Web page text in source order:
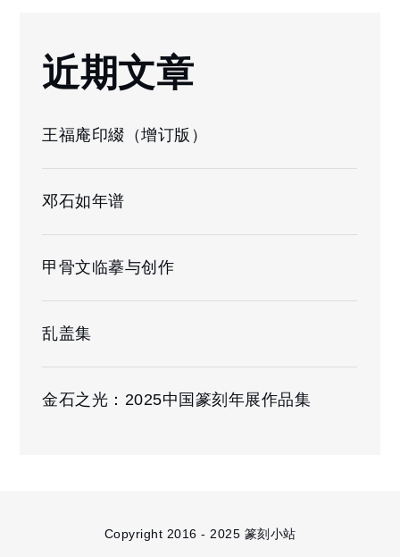
近期文章
王福庵印綴（增订版）
邓石如年谱
甲骨文临摹与创作
乱盖集
金石之光：2025中国篆刻年展作品集
Copyright 2016 - 2025 篆刻小站